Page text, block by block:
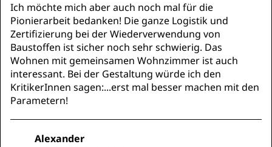
Ich möchte mich aber auch noch mal für die
Pionierarbeit bedanken! Die ganze Logistik und
Zertifizierung bei der Wiederverwendung von
Baustoffen ist sicher noch sehr schwierig. Das
Wohnen mit gemeinsamen Wohnzimmer ist auch
interessant. Bei der Gestaltung würde ich den
KritikerInnen sagen:...erst mal besser machen mit den
Parametern!
Alexander